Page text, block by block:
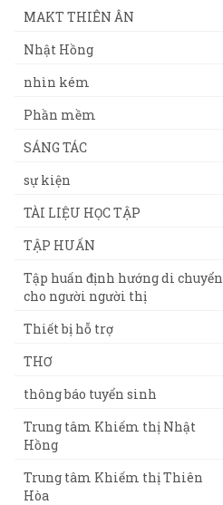
MAKT THIÊN ÂN
Nhật Hồng
nhìn kém
Phần mềm
SÁNG TÁC
sự kiện
TÀI LIỆU HỌC TẬP
TẬP HUẤN
Tập huấn định hướng di chuyển
cho người người thị
Thiết bị hỗ trợ
THƠ
thông báo tuyển sinh
Trung tâm Khiếm thị Nhật
Hồng
Trung tâm Khiếm thị Thiên
Hòa